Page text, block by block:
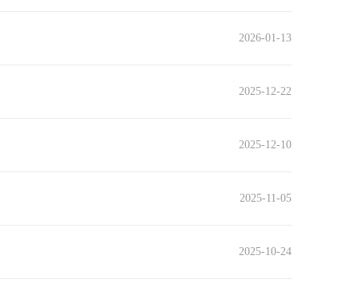
2026-01-13
2025-12-22
2025-12-10
2025-11-05
2025-10-24